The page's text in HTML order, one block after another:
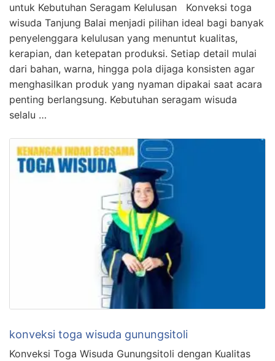
untuk Kebutuhan Seragam Kelulusan Konveksi toga
wisuda Tanjung Balai menjadi pilihan ideal bagi banyak
penyelenggara kelulusan yang menuntut kualitas,
kerapian, dan ketepatan produksi. Setiap detail mulai
dari bahan, warna, hingga pola dijaga konsisten agar
menghasilkan produk yang nyaman dipakai saat acara
penting berlangsung. Kebutuhan seragam wisuda
selalu …
konveksi toga wisuda gunungsitoli
Konveksi Toga Wisuda Gunungsitoli dengan Kualitas